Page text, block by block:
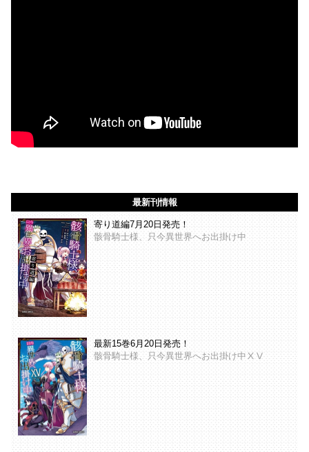
最新刊情報
寄り道編7月20日発売！
骸骨騎士様、只今異世界へお出掛け中
最新15巻6月20日発売！
骸骨騎士様、只今異世界へお出掛け中ⅩⅤ